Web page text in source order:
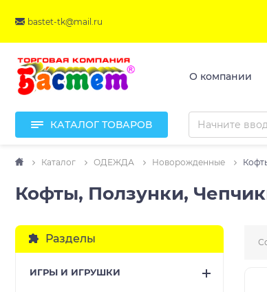
bastet-tk@mail.ru
О компании
КАТАЛОГ ТОВАРОВ
Каталог ОДЕЖДА Новорожденные
Кофты, Ползунки,
Разделы
ИГРЫ И ИГРУШКИ